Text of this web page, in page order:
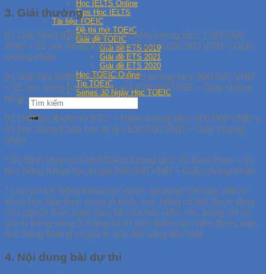
Học IELTS Online
Tips Học IELTS
Tài liệu TOEIC
Đề thi thử TOEIC
Giải đề TOEIC
Giải đề ETS 2019
Giải đề ETS 2021
Giải đề ETS 2020
Học TOEIC Online
Tip TOEIC
Series 30 Ngày Học TOEIC
3. Giải thưởng
01 Giải Nhất (Điểm từ BTC + Điểm tương tác): 1.000.000
VNĐ + 01 học bổng Khóa học trị giá 1,000,000 VNĐ + Giấy
chứng nhận
01 Giải Nhì (Điểm từ BTC + Điểm tương tác): 800.000 VNĐ
+ 01 học bổng Khóa học trị giá 500,000 VNĐ + Giấy chứng
nhận
01 Giải Ba (Điểm từ BTC + Điểm tương tác): 400.000 VNĐ +
01 học bổng Khóa học trị giá 500,000 VNĐ + Giấy chứng
nhận
* 01 Bình chọn (chỉ tính Điểm tương tác): 01 Balo Halo + 01
học bổng Khóa học trị giá 500,000 VNĐ + Giấy chứng nhận
* Lưu ý: Học bổng khoá học được áp dụng cho học viên ở
khoá học tiếp theo trong lộ trình, học bổng có thể được tặng
cho người thân hoặc bạn bè của học viên, học bổng chỉ có
giá trị trong vòng 3 tháng kể từ thời điểm học viên được trao,
học bổng không có giá trị quy đổi sang tiền mặt
4. Nội dung bài dự thi